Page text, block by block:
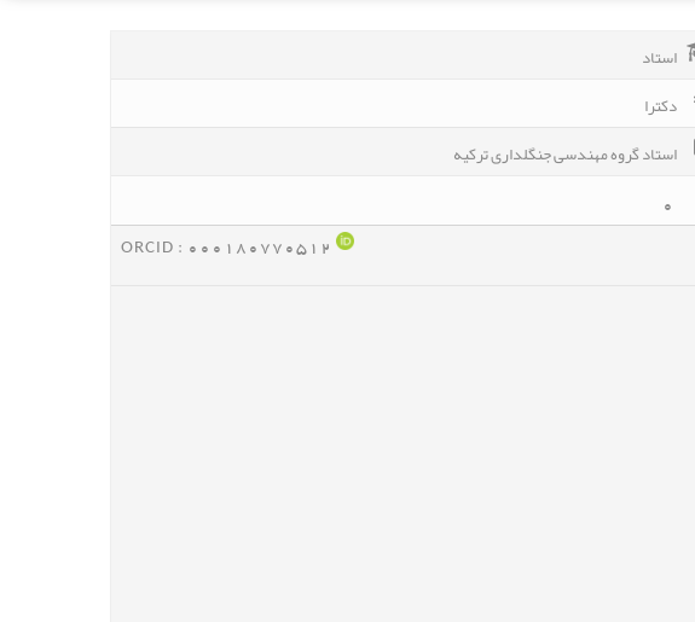
استاد
دکترا
استاد گروه مهندسی جنگلداری ترکیه
0
ORCID : 000180770512